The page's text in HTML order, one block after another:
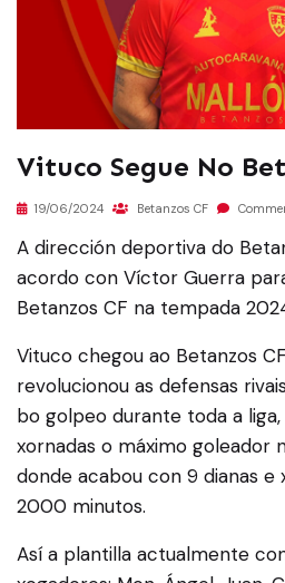
Vituco Segue No
19/06/2024 Betanzos CF
A dirección deportiva do
acordo con Víctor Guerra
Betanzos CF na tempada
Vituco chegou ao Betanzos
revolucionou as defensas
bo golpeo durante toda a
xornadas o máximo goleador
donde acabou con 9 dianas e
2000 minutos.
Así a plantilla actualmente